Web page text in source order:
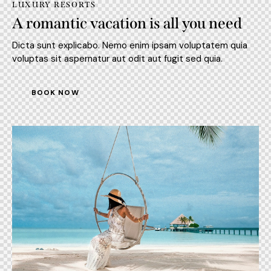
LUXURY RESORTS
A romantic vacation is all you need
Dicta sunt explicabo. Nemo enim ipsam voluptatem quia
voluptas sit aspernatur aut odit aut fugit sed quia.
BOOK NOW